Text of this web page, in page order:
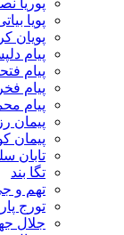
پوریا
پویا
پویان
پیام
پیام
پیام
پیام
پیمان
پیمان
تابان
تگا بند
تهم و
تورج
جلال